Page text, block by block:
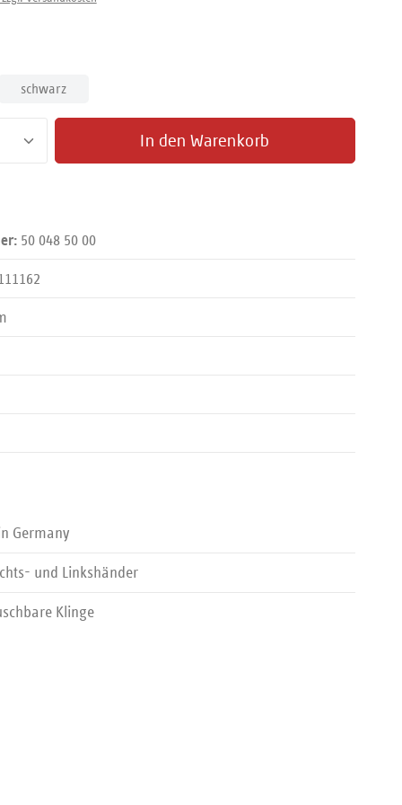
schwarz
Gib den gewünschten Wert ein oder
In den Warenkorb
50 048 50 00
Germany
und Linkshänder
Klinge